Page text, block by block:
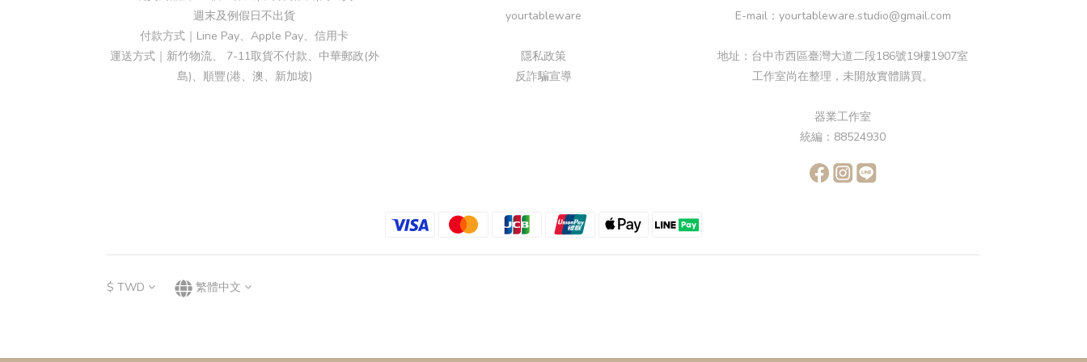
週末及例假日不出貨
付款方式｜Line Pay、Apple Pay、信用卡
運送方式｜新竹物流、 7-11取貨不付款、中華郵政(外
島)、順豐(港、澳、新加坡)
yourtableware
隱私政策
反詐騙宣導
E-mail：yourtableware.studio@gmail.com
地址：台中市西區臺灣大道二段186號19樓1907室
工作室尚在整理，未開放實體購買。
器業工作室
統編：88524930
$ TWD 繁體中文